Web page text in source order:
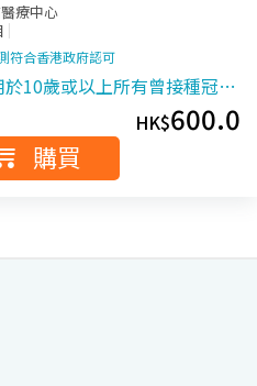
療中心
|
符合香港政府認可
於10歲或以上所有曾接種冠…
HK$600.0
購買